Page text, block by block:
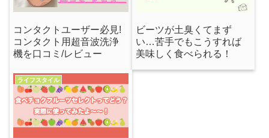
コンタクトユーザー必見!
コンタクト用超音波洗浄
機を口コミ/レビュー
ビーツが土臭くてまず
い…苦手でもこうすれば
美味しく食べられる！
ライフスタイル